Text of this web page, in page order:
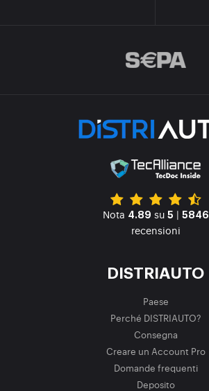
Nota 4.89 su 5 | 5846
recensioni
DISTRIAUTO
Paese
Perché DISTRIAUTO?
Consegna
Creare un Account Pro
Domande frequenti
Deposito